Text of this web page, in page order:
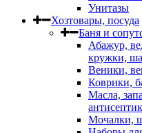
Унитазы
Хозтовары, посуда
Баня и
Абажур,
кружки,
Веники,
Коврики,
Масла,
Мочалки,